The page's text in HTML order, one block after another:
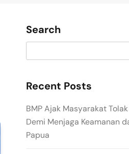
Search
Recent Posts
BMP Ajak Masyarakat
Demi Menjaga Keamanan
Papua